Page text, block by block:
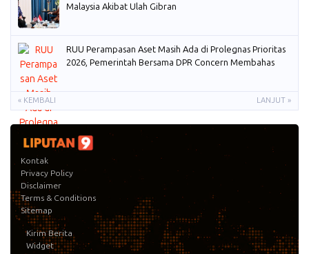
Malaysia Akibat Ulah Gibran
RUU Perampasan Aset Masih Ada di Prolegnas Prioritas
2026, Pemerintah Bersama DPR Concern Membahas
« KEMBALI LANJUT »
Kontak
Privacy Policy
Disclaimer
Terms & Conditions
Sitemap
Kirim Berita
Widget